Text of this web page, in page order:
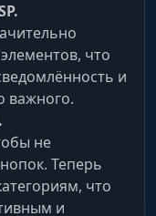
что
и
важного.
не
Теперь
что
и